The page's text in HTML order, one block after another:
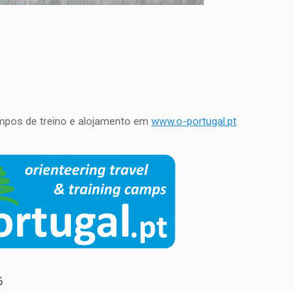
de treino e alojamento em www.o-portugal.pt